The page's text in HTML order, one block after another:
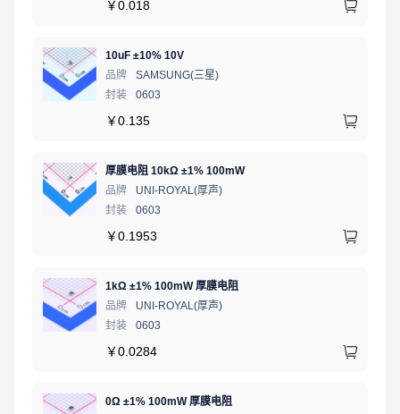
￥0.018
10uF ±10% 10V
品牌
SAMSUNG(三星)
封装
0603
￥0.135
厚膜电阻 10kΩ ±1% 100mW
品牌
UNI-ROYAL(厚声)
封装
0603
￥0.1953
1kΩ ±1% 100mW 厚膜电阻
品牌
UNI-ROYAL(厚声)
封装
0603
￥0.0284
0Ω ±1% 100mW 厚膜电阻